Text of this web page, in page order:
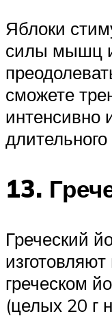
Яблоки
силы мышц
сможете
интенсивно
13.
Греческий
греческом
(целых 20 г